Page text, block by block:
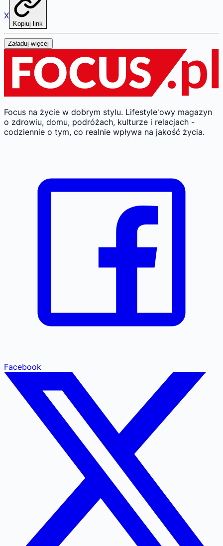
X
Kopiuj link
Załaduj więcej
Focus na życie w dobrym stylu. Lifestyle'owy magazyn
o zdrowiu, domu, podróżach, kulturze i relacjach -
codziennie o tym, co realnie wpływa na jakość życia.
Facebook